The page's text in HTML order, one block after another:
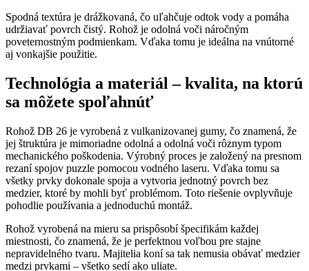
Spodná textúra je drážkovaná, čo uľahčuje odtok vody a pomáha
udržiavať povrch čistý. Rohož je odolná voči náročným
poveternostným podmienkam. Vďaka tomu je ideálna na vnútorné
aj vonkajšie použitie.
Technológia a materiál – kvalita, na ktorú
sa môžete spoľahnúť
Rohož DB 26 je vyrobená z vulkanizovanej gumy, čo znamená, že
jej štruktúra je mimoriadne odolná a odolná voči rôznym typom
mechanického poškodenia. Výrobný proces je založený na presnom
rezaní spojov puzzle pomocou vodného laseru. Vďaka tomu sa
všetky prvky dokonale spoja a vytvoria jednotný povrch bez
medzier, ktoré by mohli byť problémom. Toto riešenie ovplyvňuje
pohodlie používania a jednoduchú montáž.
Rohož vyrobená na mieru sa prispôsobí špecifikám každej
miestnosti, čo znamená, že je perfektnou voľbou pre stajne
nepravidelného tvaru. Majitelia koní sa tak nemusia obávať medzier
medzi prvkami – všetko sedí ako uliate.